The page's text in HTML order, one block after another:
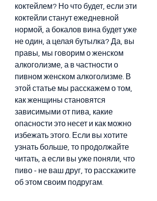
коктейлем? Но что будет, если эти
коктейли станут ежедневной
нормой, а бокалов вина будет уже
не один, а целая бутылка? Да, вы
правы, мы говорим о женском
алкоголизме, а в частности о
пивном женском алкоголизме. В
этой статье мы расскажем о том,
как женщины становятся
зависимыми от пива, какие
опасности это несет и как можно
избежать этого. Если вы хотите
узнать больше, то продолжайте
читать, а если вы уже поняли, что
пиво - не ваш друг, то расскажите
об этом своим подругам.